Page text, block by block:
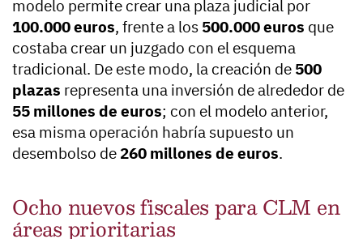
modelo permite crear una plaza judicial por
100.000 euros, frente a los 500.000 euros que
costaba crear un juzgado con el esquema
tradicional. De este modo, la creación de 500
plazas representa una inversión de alrededor de
55 millones de euros; con el modelo anterior,
esa misma operación habría supuesto un
desembolso de 260 millones de euros.
Ocho nuevos fiscales para CLM en
áreas prioritarias